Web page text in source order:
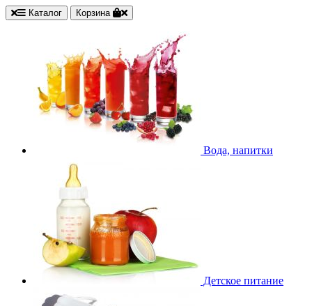
Каталог Корзина
Вода, напитки
Детское питание